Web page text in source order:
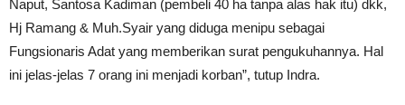
Naput, Santosa Kadiman (pembeli 40 ha tanpa alas hak itu) dkk,
Hj Ramang & Muh.Syair yang diduga menipu sebagai
Fungsionaris Adat yang memberikan surat pengukuhannya. Hal
ini jelas-jelas 7 orang ini menjadi korban”, tutup Indra.